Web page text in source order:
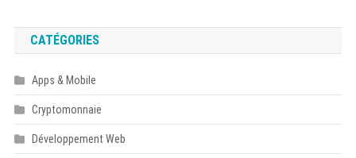
CATÉGORIES
Apps & Mobile
Cryptomonnaie
Développement Web